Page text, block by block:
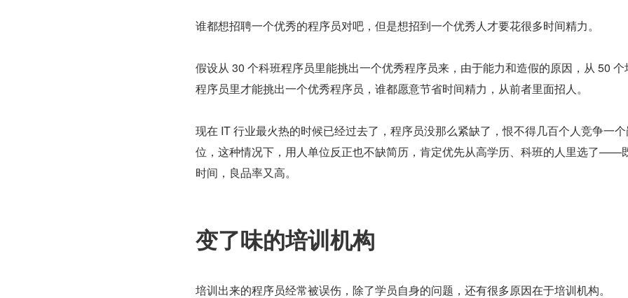
谁都想招聘一个优秀的程序员对吧，但是想招到一个优秀人才要花很多时间精力。
假设从 30 个科班程序员里能挑出一个优秀程序员来，由于能力和造假的原因，从 50 个
程序员里才能挑出一个优秀程序员，谁都愿意节省时间精力，从前者里面招人。
现在 IT 行业最火热的时候已经过去了，程序员没那么紧缺了，恨不得几百个人竞争一
位，这种情况下，用人单位反正也不缺简历，肯定优先从高学历、科班的人里选了——
时间，良品率又高。
变了味的培训机构
培训出来的程序员经常被误伤，除了学员自身的问题，还有很多原因在于培训机构。